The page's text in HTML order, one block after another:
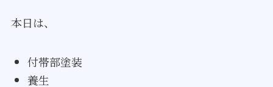
本日は、
付帯部塗装
養生